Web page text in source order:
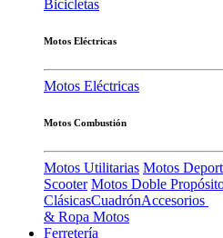
Bicicletas
Motos Eléctricas
Motos Eléctricas
Motos Combustión
Motos Utilitarias Motos
Scooter Motos Doble
ClásicasCuadrónAccesorios
& Ropa Motos
Ferretería